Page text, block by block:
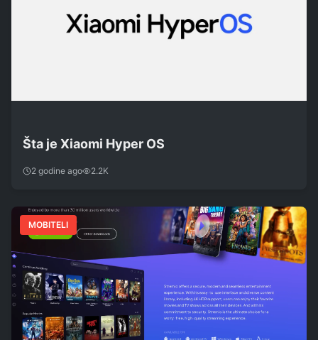
Šta je Xiaomi Hyper OS
2 godine ago 2.2K
MOBITELI